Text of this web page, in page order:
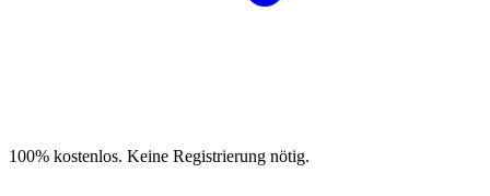
100% kostenlos. Keine Registrierung nötig.